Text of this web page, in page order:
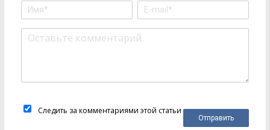
Следить за комментариями этой статьи